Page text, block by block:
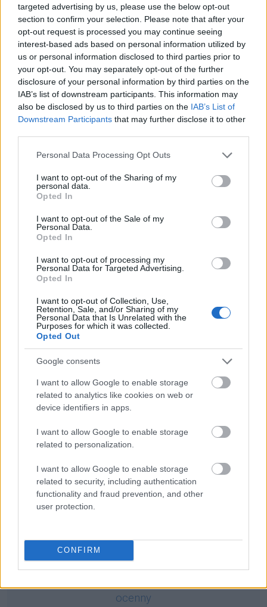
targeted advertising by us, please use the below opt-out
section to confirm your selection. Please note that after your
opt-out request is processed you may continue seeing
interest-based ads based on personal information utilized by
us or personal information disclosed to third parties prior to
your opt-out. You may separately opt-out of the further
disclosure of your personal information by third parties on the
IAB’s list of downstream participants. This information may
also be disclosed by us to third parties on the IAB’s List of
Downstream Participants that may further disclose it to other
Please note that this website/app uses one or more Google
not limited to your visit or usage behaviour. You may click to
grant or deny consent to Google and its third-party tags to
use your data for below specified purposes in below Google
consent section.
Personal Data Processing Opt Outs
I want to opt-out of the Sharing of my
personal data.
Opted In
I want to opt-out of the Sale of my
Personal Data.
Opted In
I want to opt-out of processing my
Personal Data for Targeted Advertising.
Opted In
I want to opt-out of Collection, Use,
Retention, Sale, and/or Sharing of my
Personal Data that Is Unrelated with the
Purposes for which it was collected.
Opted Out
Google consents
I want to allow Google to enable storage
related to analytics like cookies on web or
device identifiers in apps.
I want to allow Google to enable storage
related to personalization.
I want to allow Google to enable storage
related to security, including authentication
functionality and fraud prevention, and other
user protection.
CONFIRM
Pozostały wątpliwości? Brakuje czegoś w haśle?
Zobacz, co zyskują abonenci Dobrego słownika.
SPRAWDŹ
Często sprawdzane
Azerowie ze stolicy
Praktyczna realizacja?
O błędnym znaczeniu
harnasz— Czymże jest harnasz (w słownikach)
przechodni— A na blogu
Mogą Cię zainteresować również hasła
supletywizm
selfie
ocenny